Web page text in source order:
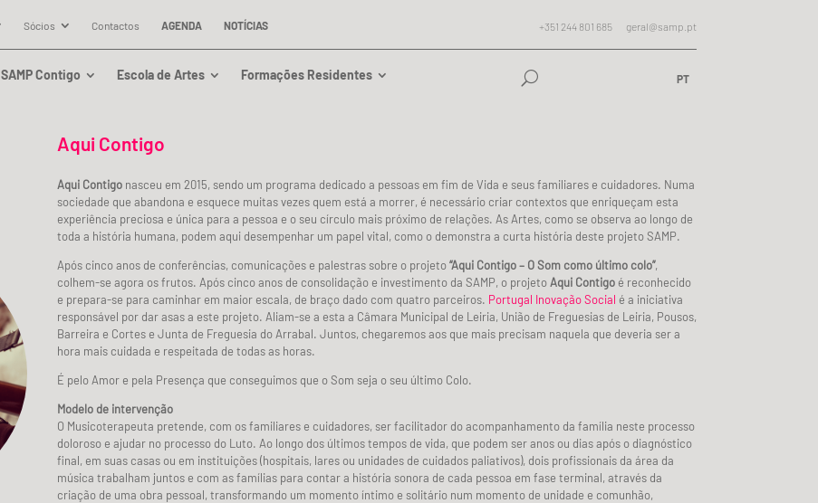
Sócios Contactos AGENDA NOTÍCIAS +351 244 801 685 geral@samp.pt
SAMP Contigo Escola de Artes Formações Residentes PT
Aqui Contigo
Aqui Contigonasceu em 2015, sendo um programa dedicado a pessoas em fim de Vida e seus familiares e cuidadores. Numa
sociedade que abandona e esquece muitas vezes quem está a morrer, é necessário criar contextos que enriqueçam esta
experiência preciosa e única para a pessoa e o seu círculo mais próximo de relações. As Artes, como se observa ao longo de
toda a história humana, podem aqui desempenhar um papel vital, como o demonstra a curta história deste projeto SAMP.
Após cinco anos de conferências, comunicações e palestras sobre o projeto“Aqui Contigo – O Som como último colo”,
colhem-se agora os frutos. Após cinco anos de consolidação e investimento da SAMP, o projetoAqui Contigoé reconhecido
e prepara-se para caminhar em maior escala, de braço dado com quatro parceiros. Portugal Inovação Social é a iniciativa
responsável por dar asas a este projeto. Aliam-se a esta a Câmara Municipal de Leiria, União de Freguesias de Leiria, Pousos,
Barreira e Cortes e Junta de Freguesia do Arrabal. Juntos, chegaremos aos que mais precisam naquela que deveria ser a
hora mais cuidada e respeitada de todas as horas.
É pelo Amor e pela Presença que conseguimos que o Som seja o seu último Colo.
Modelo de intervenção
O Musicoterapeuta pretende, com os familiares e cuidadores, ser facilitador do acompanhamento da família neste processo
doloroso e ajudar no processo do Luto. Ao longo dos últimos tempos de vida, que podem ser anos ou dias após o diagnóstico
final, em suas casas ou em instituições (hospitais, lares ou unidades de cuidados paliativos), dois profissionais da área da
música trabalham juntos e com as famílias para contar a história sonora de cada pessoa em fase terminal, através da
criação de uma obra pessoal, transformando um momento íntimo e solitário num momento de unidade e comunhão,